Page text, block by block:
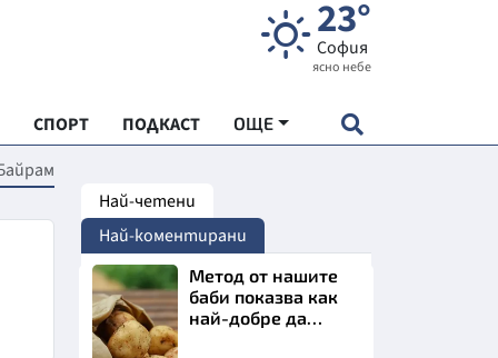
23°
София
ясно небе
СПОРТ ПОДКАСТ ОЩЕ
"ЧУДЕСАТА НА БЪЛГАРИЯ"
Най-четени
Най-коментирани
Метод от нашите
баби показва как
най-добре да